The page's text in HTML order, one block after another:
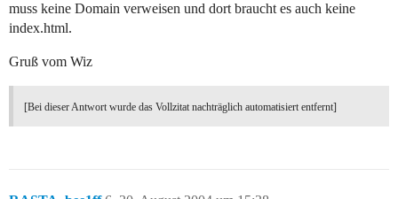
muss keine Domain verweisen und dort braucht es auch keine
index.html.
Gruß vom Wiz
[Bei dieser Antwort wurde das Vollzitat nachträglich automatisiert entfernt]